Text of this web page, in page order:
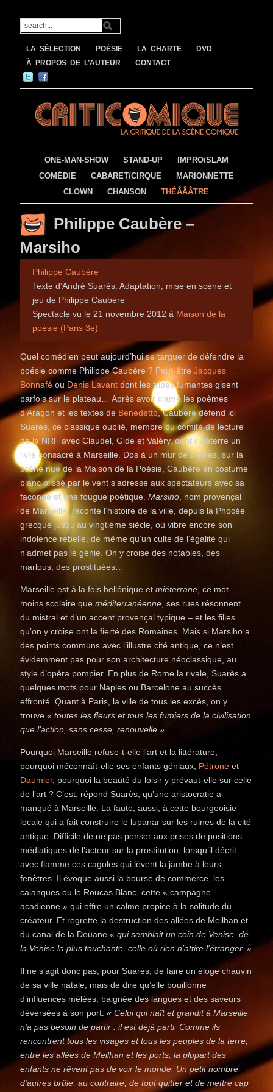
LA SÉLECTION POÉSIE LA CHARTE
DVD
À PROPOS DE L’AUTEUR
CONTACT
ONE-MAN-SHOW STAND-UP
IMPRO/SLAM
COMÉDIE
CABARET/CIRQUE
MARIONNETTE
CLOWN
CHANSON THÉÂÂÂTRE
Philippe Caubère –
Marsiho
Philippe Caubère
Texte d’André Suarès. Adaptation, mise en scène et
jeu de Philippe Caubère
Spectacle vu le 21 novembre 2012 à Maison de la
poésie (Paris 3e)
Quel comédien peut aujourd’hui se targuer de défendre la
poésie comme Philippe Caubère ? Peut-êtreJacques
Bonnafé ou Denis Lavant dont les tripes fumantes gisent
parfois sur le plateau… Après avoir clamé les poèmes
d’Aragon et les textes de Benedetto, Caubère défend ici
Suarès, ce classique oublié, membre du comité de lecture
de la NRF avec Claudel, Gide et Valéry, dont il déterre un
livre consacré à Marseille. Dos à un mur de pierres, sur la
scène nue de la Maison de la Poésie, Caubère en costume
blanc plissé par le vent s’adresse aux spectateurs avec sa
faconde et une fougue poétique.Marsiho , nom provençal
de Marseille, raconte l’histoire de la ville, depuis la Phocée
grecque jusqu’au vingtième siècle, où vibre encore son
indolence rebelle, de même qu’un culte de l’égalité qui
n’admet pas le génie. On y croise des notables, des
marlous, des prostituées…
Marseille est à la fois hellénique etmiéterrane , ce mot
moins scolaire queméditerranéenne , ses rues résonnent
du mistral et d’un accent provençal typique – et les filles
qu’on y croise ont la fierté des Romaines. Mais si Marsiho a
des points communs avec l’illustre cité antique, ce n’est
évidemment pas pour son architecture néoclassique, au
style d’opéra pompier. En plus de Rome la rivale, Suarès a
quelques mots pour Naples ou Barcelone au succès
effronté. Quant à Paris, la ville de tous les excès, on y
trouve« toutes les fleurs et tous les fumiers de la civilisation
que l’action, sans cesse, renouvelle »
Pourquoi Marseille refuse-t-elle l’art et la littérature,
pourquoi méconnaît-elle ses enfants géniaux, Pétrone et
Daumier, pourquoi la beauté du loisir y prévaut-elle sur celle
de l’art ? C’est, répond Suarès, qu’une aristocratie a
manqué à Marseille. La faute, aussi, à cette bourgeoisie
locale qui a fait construire le lupanar sur les ruines de la cité
antique. Difficile de ne pas penser aux prises de positions
médiatiques de l’acteur sur la prostitution, lorsqu’il décrit
avec flamme ces cagoles qui lèvent la jambe à leurs
fenêtres. Il évoque aussi la bourse de commerce, les
calanques ou le Roucas Blanc, cette « campagne
acadienne » qui offre un calme propice à la solitude du
créateur. Et regrette la destruction des allées de Meilhan et
du canal de la Douane« qui semblait un coin de Venise, de
la Venise la plus touchante, celle où rien n’attire l’étranger. »
Il ne s’agit donc pas, pour Suarès, de faire un éloge chauvin
de sa ville natale, mais de dire qu’elle bouillonne
d’influences mêlées, baignée des langues et des saveurs
déversées à son port.« Celui qui naît et grandit à Marseille
n’a pas besoin de partir : il est déjà parti. Comme ils
rencontrent tous les visages et tous les peuples de la terre,
entre les allées de Meilhan et les ports, la plupart des
enfants ne rêvent pas de voir le monde. Un petit nombre
d’autres brûle, au contraire, de tout quitter et de mettre cap